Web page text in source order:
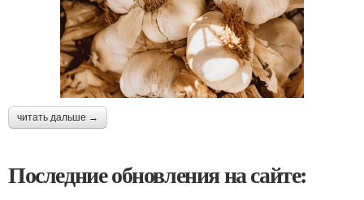
читать дальше →
Последние обновления на сайте: